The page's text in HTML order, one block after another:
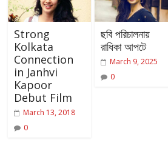
Strong
Kolkata
Connection
in Janhvi
Kapoor
Debut Film
March 13, 2018
0
ছবি পরিচালনায়
রাধিকা আপটে
March 9, 2025
0